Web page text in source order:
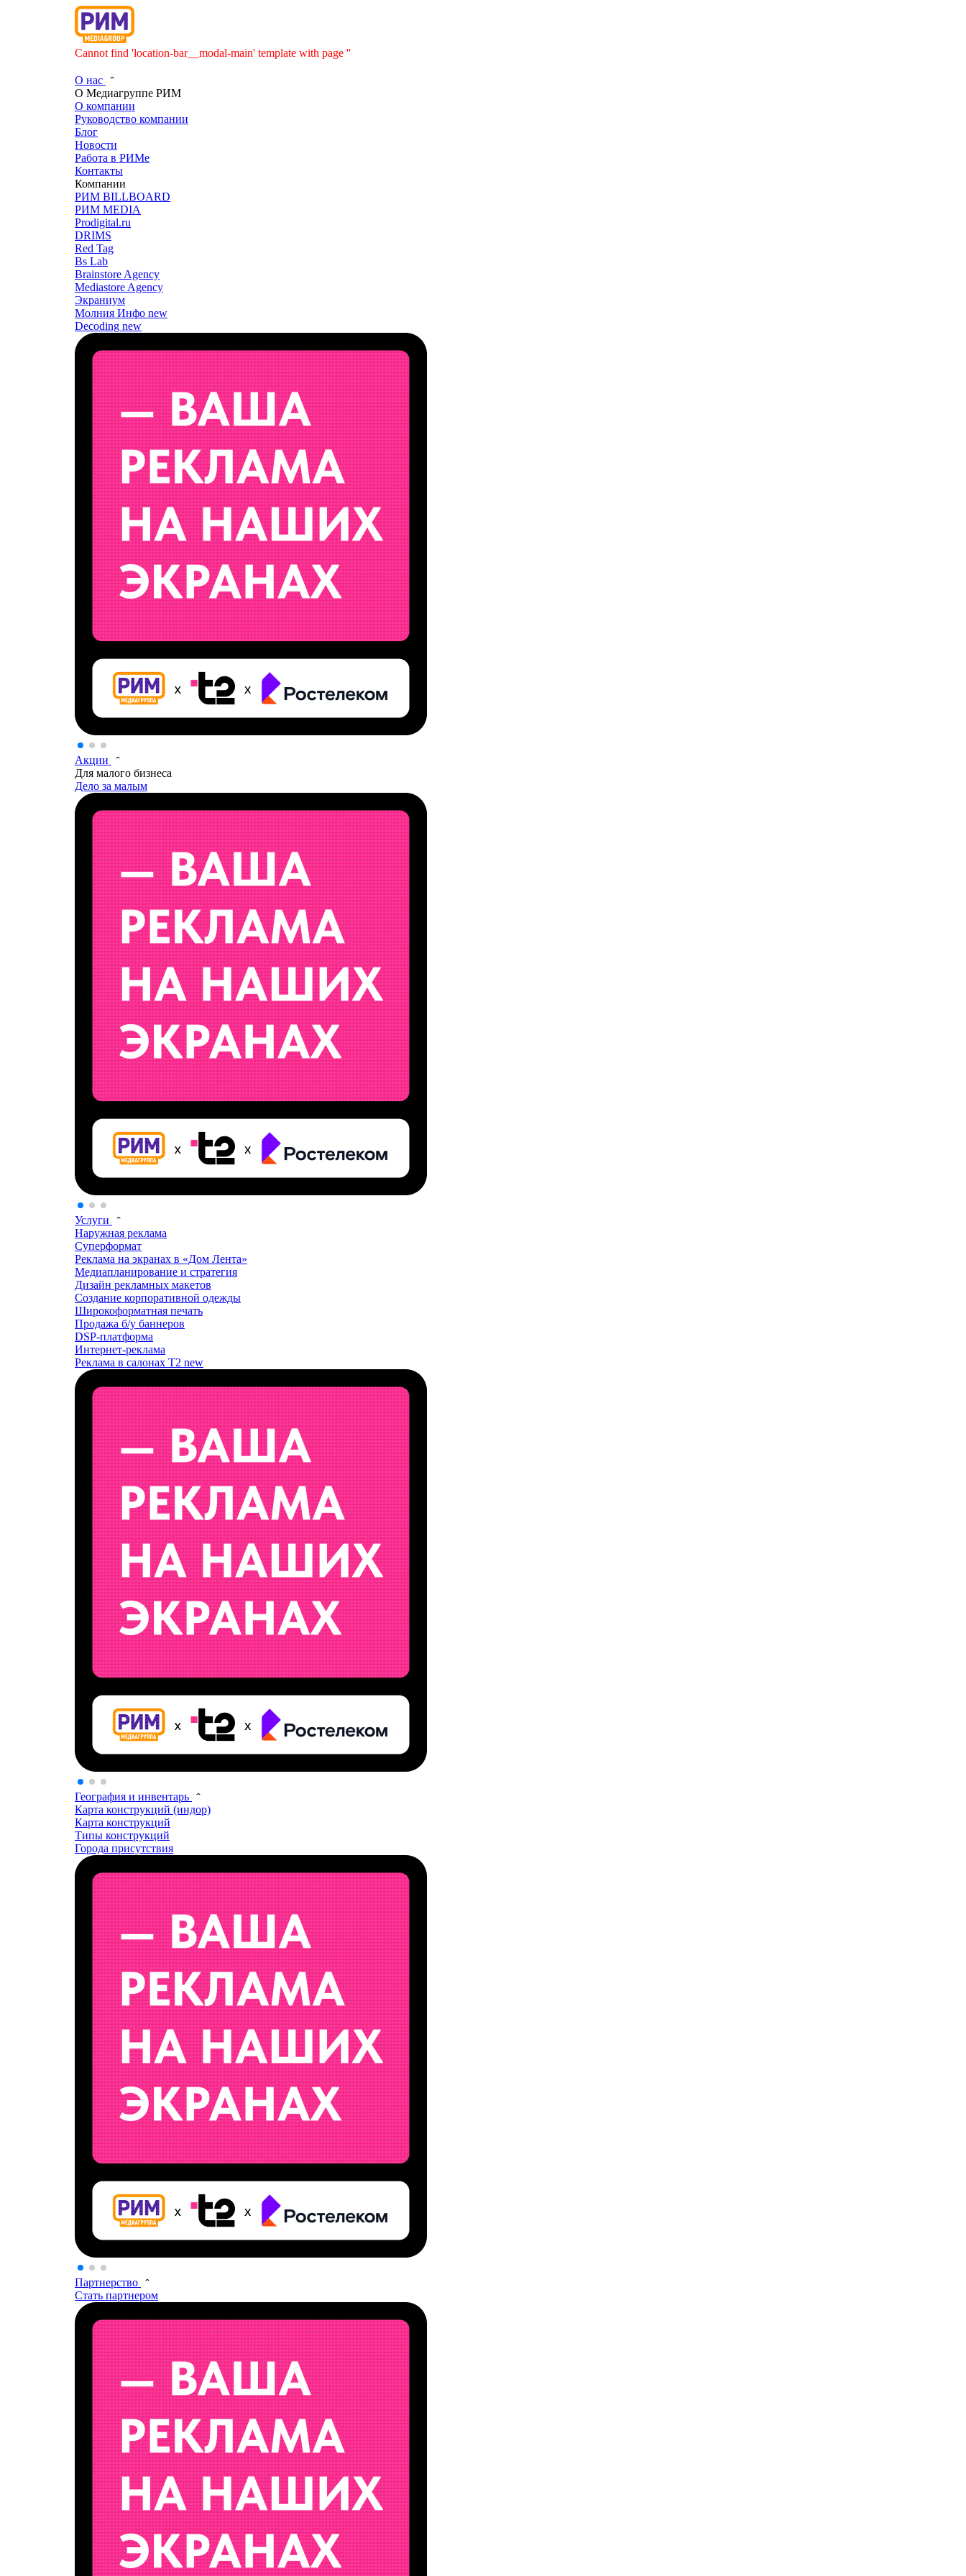
Cannot find 'location-bar__modal-main' template with page ''
О нас
О Медиагруппе РИМ
О компании
Руководство компании
Блог
Новости
Работа в РИМе
Контакты
Компании
РИМ BILLBOARD
РИМ MEDIA
Prodigital.ru
DRIMS
Red Tag
Bs Lab
Brainstore Agency
Mediastore Agency
Экраниум
Молния Инфо new
Decoding new
Акции
Для малого бизнеса
Дело за малым
Услуги
Наружная реклама
Суперформат
Реклама на экранах в «Дом Лента»
Медиапланирование и стратегия
Дизайн рекламных макетов
Создание корпоративной одежды
Широкоформатная печать
Продажа б/у баннеров
DSP-платформа
Интернет-реклама
Реклама в салонах T2 new
География и инвентарь
Карта конструкций (индор)
Карта конструкций
Типы конструкций
Города присутствия
Партнерство
Стать партнером